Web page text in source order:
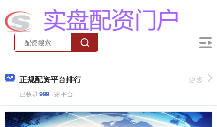
正规配资平台排行
已收录999+家平台
更多